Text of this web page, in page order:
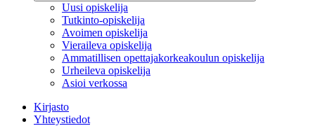
Uusi opiskelija
Tutkinto-opiskelija
Avoimen opiskelija
Vieraileva opiskelija
Ammatillisen opettajakorkeakoulun opiskelija
Urheileva opiskelija
Asioi verkossa
Kirjasto
Yhteystiedot